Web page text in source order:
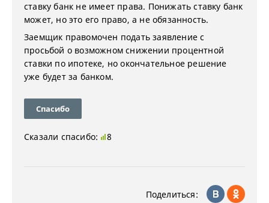
ставку банк не имеет права. Понижать ставку банк
может, но это его право, а не обязанность.
Заемщик правомочен подать заявление с
просьбой о возможном снижении процентной
ставки по ипотеке, но окончательное решение
уже будет за банком.
Спасибо
Сказали спасибо: 8
Поделиться: